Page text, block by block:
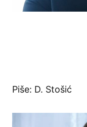
Piše: D. Stošić